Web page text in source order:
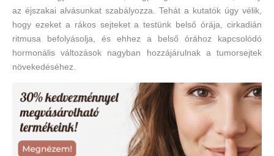
az éjszakai alvásunkat szabályozza. Tehát a kutatók úgy vélik,
hogy ezeket a rákos sejteket a testünk belső órája, cirkadián
ritmusa befolyásolja, és ehhez a belső órához kapcsolódó
hormonális változások nagyban hozzájárulnak a tumorsejtek
növekedéséhez.